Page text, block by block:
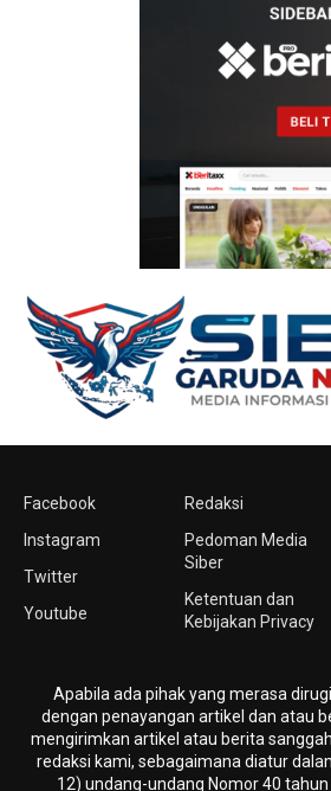
Facebook
Instagram
Twitter
Youtube
Redaksi
Pedoman Media
Siber
Ketentuan dan
Kebijakan Privacy
Apabila ada pihak yang merasa
dengan penayangan artikel dan atau
mengirimkan artikel atau berita
redaksi kami, sebagaimana diatur
12) undang-undang Nomor 40